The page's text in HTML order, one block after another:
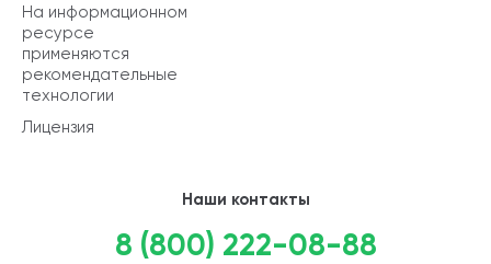
На информационном
ресурсе
применяются
рекомендательные
технологии
Лицензия
Наши контакты
8 (800) 222-08-88